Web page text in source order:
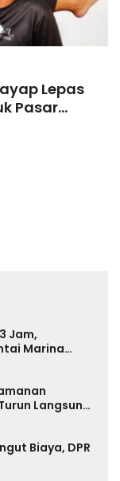
Lepas
Pasar
Jam,
Marina
Langsung
Biaya, DPR